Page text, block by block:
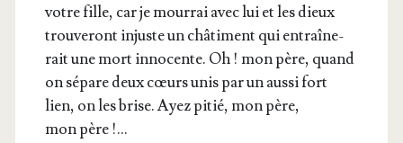
votre fille, car je mour­rai avec lui et les dieux
trou­ve­ront injuste un châ­ti­ment qui entraî­ne­
rait une mort inno­cente. Oh ! mon père, quand
on sépare deux cœurs unis par un aus­si fort
lien, on les brise. Ayez pitié, mon père,
mon père !…